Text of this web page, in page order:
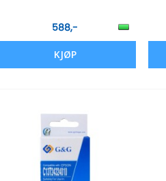
588,-
KJØP